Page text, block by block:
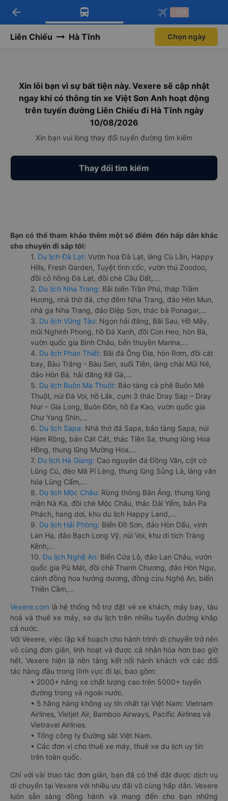
Tải app Vexere ngay!
Nhận ưu đãi thành viên độc
Mở app
Tải app Vexere
-30k/ghế khi đặt vé máy bay qua
Mở app
arrow_back -30k
Liên Chiểu Hà Tĩnh Chọn ngày
Xin lỗi bạn vì sự bất tiện này. Vexere sẽ cập nhật
ngay khi có thông tin xe Việt Sơn Anh hoạt động
trên tuyến đường Liên Chiểu đi Hà Tĩnh ngày
10/08/2026
Xin bạn vui lòng thay đổi tuyến đường tìm kiếm
Thay đổi tìm kiếm
Bạn có thể tham khảo thêm một số điểm đến hấp dẫn khác
cho chuyến đi sắp tới:
1. Du lịch Đà Lạt: Vườn hoa Đà Lạt, làng Cù Lần, Happy
Hills, Fresh Garden, Tuyệt tình cốc, vườn thú Zoodoo,
đồi cỏ hồng Đà Lạt, đồi chè Cầu Đất,...
2. Du lịch Nha Trang: Bãi biển Trần Phú, tháp Trầm
Hương, nhà thờ đá, chợ đêm Nha Trang, đảo Hòn Mun,
nhà ga Nha Trang, đảo Điệp Sơn, thác bà Ponagar,...
3. Du lịch Vũng Tàu: Ngọn hải đăng, Bãi Sau, Hồ Mây,
mũi Nghinh Phong, hồ Đá Xanh, đồi Con Heo, hòn Bà,
vườn quốc gia Bình Châu, bến thuyền Marina,...
4. Du lịch Phan Thiết: Bãi đá Ông Địa, hòn Rơm, đồi cát
bay, Bàu Trắng - Bàu Sen, suối Tiên, làng chài Mũi Né,
đảo Hòn Bà, hải đăng Kê Gà,...
5. Du lịch Buôn Ma Thuột: Bảo tàng cà phê Buôn Mê
Thuột, núi Đá Voi, hồ Lắk, cụm 3 thác Dray Sap – Dray
Nur – Gia Long, Buôn Đôn, hồ Ea Kao, vườn quốc gia
Chư Yang Shin,...
6. Du lịch Sapa: Nhà thờ đá Sapa, bảo tàng Sapa, núi
Hàm Rồng, bản Cát Cát, thác Tiên Sa, thung lũng Hoa
Hồng, thung lũng Mường Hoa,...
7. Du lịch Hà Giang: Cao nguyên đá Đồng Văn, cột cờ
Lũng Cú, đèo Mã Pí Lèng, thung lũng Sủng Là, làng văn
hóa Lũng Cẩm,...
8. Du lịch Mộc Châu: Rừng thông Bản Áng, thung lũng
mận Nà Ka, đồi chè Mộc Châu, thác Dải Yếm, bản Pa
Phách, hang dơi, khu du lịch Happy Land,...
9. Du lịch Hải Phòng: Biển Đồ Sơn, đảo Hòn Dấu, vịnh
Lan Hạ, đảo Bạch Long Vỹ, núi Voi, khu di tích Tràng
Kênh,...
10. Du lịch Nghệ An: Biển Cửa Lò, đảo Lan Châu, vườn
quốc gia Pù Mát, đồi chè Thanh Chương, đảo Hòn Ngư,
cánh đồng hoa hướng dương, đồng cừu Nghệ An, biển
Thiên Cầm,...
Vexere.com là hệ thống hỗ trợ đặt vé xe khách, máy bay, tàu
hoả và thuê xe máy, xe du lịch trên nhiều tuyến đường khắp
cả nước.
Với Vexere, việc lập kế hoạch cho hành trình di chuyển trở nên
vô cùng đơn giản, linh hoạt và được cá nhân hóa hơn bao giờ
hết. Vexere hiện là nền tảng kết nối hành khách với các đối
tác hàng đầu trong lĩnh vực đi lại, bao gồm:
• 2000+ hãng xe chất lượng cao trên 5000+ tuyến
đường trong và ngoài nước.
• 5 hãng hàng không uy tín nhất tại Việt Nam: Vietnam
Airlines, Vietjet Air, Bamboo Airways, Pacific Airlines và
Vietravel Airlines.
• Tổng công ty Đường sắt Việt Nam.
• Các đơn vị cho thuê xe máy, thuê xe du lịch uy tín
trên toàn quốc.
Chỉ với vài thao tác đơn giản, bạn đã có thể đặt được dịch vụ
di chuyển tại Vexere với nhiều ưu đãi vô cùng hấp dẫn. Vexere
luôn sẵn sàng đồng hành và mang đến cho bạn những